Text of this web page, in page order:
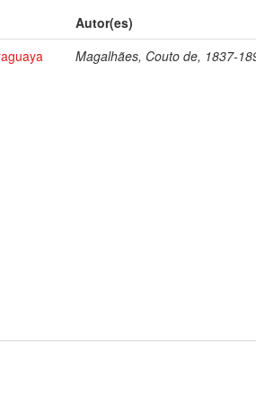
Autor(es)
Magalhães, Couto de, 1837-